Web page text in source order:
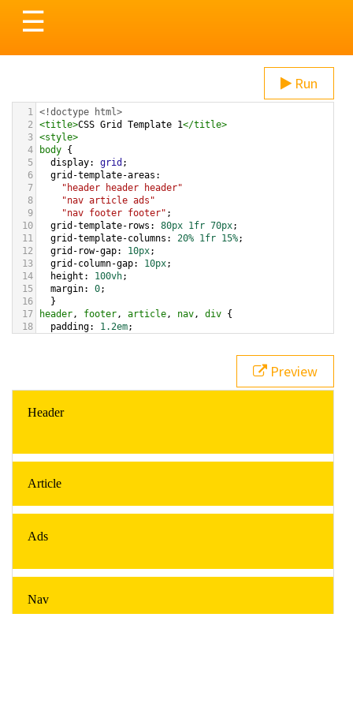
Toggle
navigation
☰
Run
1 <!doctype html>
2
<title>CSS Grid Template 1</title>
3 <style>
4
body
5
display: grid ;
6
grid-template-areas
7
"header header header"
8
"nav article ads"
9
"nav footer footer" ;
10
grid-template-rows : 80px 1fr 70px;
11
grid-template-columns : 20% 1fr 15%;
12
grid-row-gap: 10px;
13
grid-column-gap: 10px;
14
height : 100vh;
15
margin: 0;
16
  }
17
header, footer, article, nav, div {
18
padding: 1.2em;
23
  }
25
grid-area
28
grid-area: article;
Preview